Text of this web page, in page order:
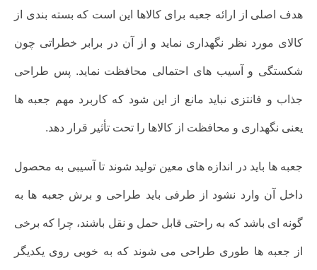
هدف اصلی از ارائه جعبه برای کالاها این است که بسته‌ بندی از
کالای مورد نظر نگهداری نماید و از آن در برابر خطراتی چون
شکستگی و آسیب های احتمالی محافظت نماید. پس طراحی
جذاب و فانتزی نباید مانع از این شود که کاربرد مهم جعبه ها
یعنی نگهداری و محافظت از کالاها را تحت تأثیر قرار دهد.
جعبه ها باید در اندازه های معین تولید شوند تا آسیبی به محصول
داخل آن وارد نشود از طرفی باید طراحی و برش جعبه ها به
گونه ای باشد که به راحتی قابل حمل و نقل باشند، چرا که برخی
از جعبه ها طوری طراحی می شوند که به خوبی روی یکدیگر